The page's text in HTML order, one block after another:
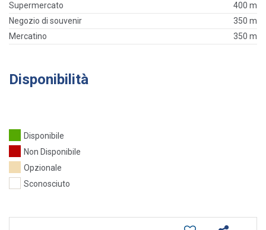
Supermercato
400 m
Negozio di souvenir
350 m
Mercatino
350 m
Disponibilità
Disponibile
Non Disponibile
Opzionale
Sconosciuto